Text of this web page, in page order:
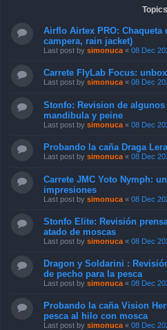
Topics
Airflo Airtex PRO: Chaqueta
campera, rain jacket)
Last post by simonuca « 08 Dec
Carrete FlyLab Focus:
Last post by simonuca « 08 Dec
Stonfo: Revision de
mandibula y peine
Last post by simonuca « 08 Dec
Probando la caña Draga
Last post by simonuca « 08 Dec
Carrete JMC Yoto Nymph:
impresiones
Last post by simonuca « 08 Dec
Stonfo Elite: Revisión
atado de moscas
Last post by simonuca « 08 Dec
Dragon y Soldarini :
de pecho para la pesca
Last post by simonuca « 08 Dec
Probando la caña Vision
pesca al hilo con mosca
Last post by simonuca « 08 Dec